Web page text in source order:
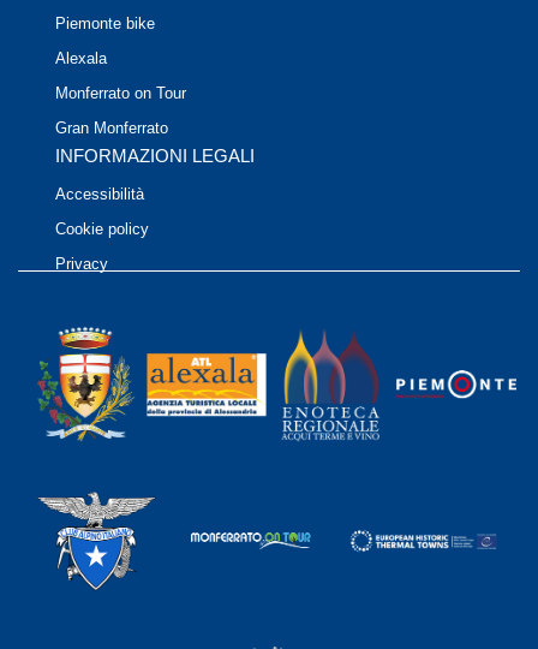
Piemonte bike
Alexala
Monferrato on Tour
Gran Monferrato
INFORMAZIONI LEGALI
Accessibilità
Cookie policy
Privacy